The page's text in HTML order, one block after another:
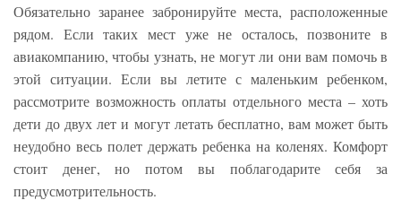
Обязательно заранее забронируйте места, расположенные
рядом. Если таких мест уже не осталось, позвоните в
авиакомпанию, чтобы узнать, не могут ли они вам помочь в
этой ситуации. Если вы летите с маленьким ребенком,
рассмотрите возможность оплаты отдельного места – хоть
дети до двух лет и могут летать бесплатно, вам может быть
неудобно весь полет держать ребенка на коленях. Комфорт
стоит денег, но потом вы поблагодарите себя за
предусмотрительность.